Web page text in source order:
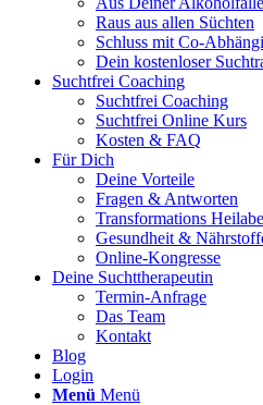
Raus aus allen Süchten
Schluss mit Co-
Dein kostenloser
Suchtfrei Coaching
Suchtfrei Coaching
Suchtfrei Online Kurs
Kosten & FAQ
Für Dich
Deine Vorteile
Fragen & Antworten
Transformations
Gesundheit &
Online-Kongresse
Deine Suchttherapeutin
Termin-Anfrage
Das Team
Kontakt
Blog
Login
Menü Menü